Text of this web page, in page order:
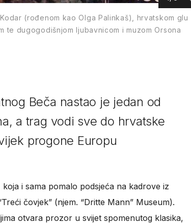
(rođenom kao Olga Palinkaš), hrvatskom glu
te dugogodišnjom ljubavnicom i muzom Orsona
Beča nastao je jedan od
a trag vodi sve do hrvatske
progone Europu
i sama pomalo podsjeća na kadrove iz
čovjek” (njem. “Dritte Mann” Museum).
otvara prozor u svijet spomenutog klasika,